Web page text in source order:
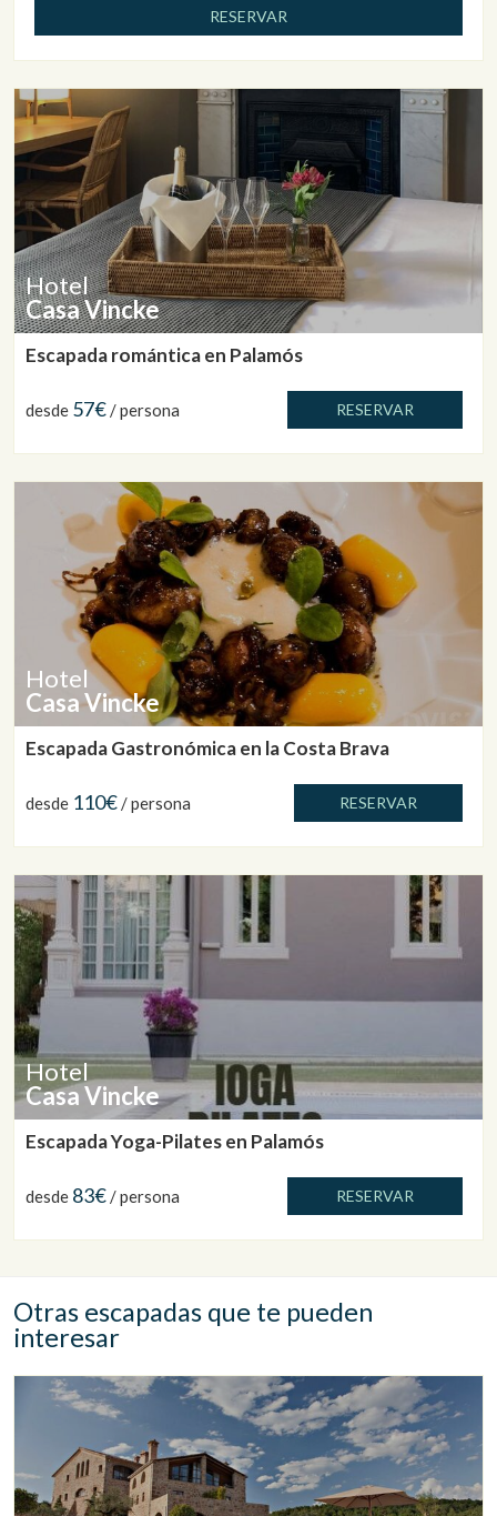
RESERVAR
Hotel
Casa Vincke
Escapada romántica en Palamós
desde 57€/ persona RESERVAR
Hotel
Casa Vincke
Escapada Gastronómica en la Costa Brava
desde 110€/ persona RESERVAR
Hotel
Casa Vincke
Escapada Yoga-Pilates en Palamós
desde 83€/ persona RESERVAR
Otras escapadas que te pueden
interesar